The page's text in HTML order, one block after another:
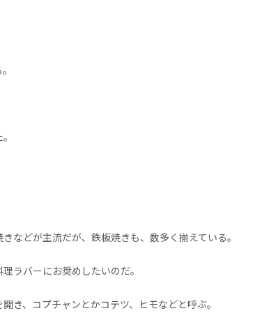
などが主流だが、鉄板焼きも、数多く揃えている。
ラバーにお奨めしたいのだ。
き、コプチャンとかコテツ、ヒモなどと呼ぶ。